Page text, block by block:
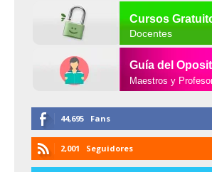
Cursos
Docentes
Guía del
Maestros y
44,695 Fans
2,001 Seguidores